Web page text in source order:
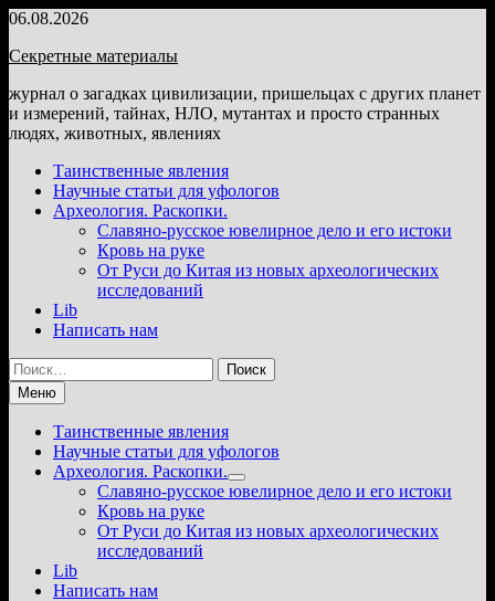
Перейти
содержимому
06.08.2026
Секретные материалы
журнал о загадках цивилизации, пришельцах с других планет
и измерений, тайнах, НЛО, мутантах и просто странных
людях, животных, явлениях
Таинственные явления
Научные статьи для уфологов
Археология. Раскопки.
Славяно-русское ювелирное дело и его истоки
Кровь на руке
От Руси до Китая из новых археологических
исследований
Lib
Написать нам
Найти:
Меню
Таинственные явления
Научные статьи для уфологов
Археология. Раскопки.
Показать
подменю
Славяно-русское ювелирное дело и его истоки
Кровь на руке
От Руси до Китая из новых археологических
исследований
Lib
Написать нам